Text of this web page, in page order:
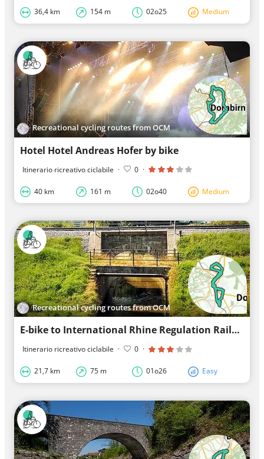
36,4 km 154 m 02o25 Medium
Recreational cycling routes from OCM
Hotel Hotel Andreas Hofer by bike
Itinerario ricreativo ciclabile · 0 ·
40 km 161 m 02o40 Medium
Recreational cycling routes from OCM
E-bike to International Rhine Regulation Railway (child friendly)
Itinerario ricreativo ciclabile · 0 ·
21,7 km 75 m 01o26 Easy